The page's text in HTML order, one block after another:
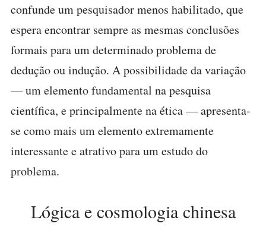
confunde um pesquisador menos habilitado, que
espera encontrar sempre as mesmas conclusões
formais para um determinado problema de
dedução ou indução. A possibilidade da variação
— um elemento fundamental na pesquisa
científica, e principalmente na ética — apresenta-
se como mais um elemento extremamente
interessante e atrativo para um estudo do
problema.
Lógica e cosmologia chinesa